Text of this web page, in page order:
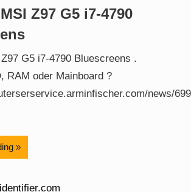
Z97 G5 i7-4790
G5 i7-4790 Bluescreens .
RAM oder Mainboard ?
news/